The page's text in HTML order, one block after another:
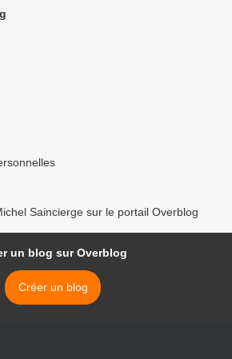
Saincierge sur le portail Overblog
un blog sur Overblog
Créer un blog